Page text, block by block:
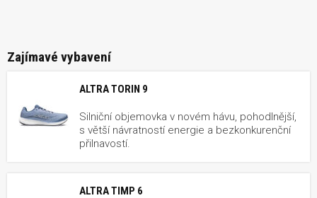
Zajímavé vybavení
ALTRA TORIN 9
Silniční objemovka v novém hávu, pohodlnější,
s větší návratností energie a bezkonkurenční
přilnavostí.
ALTRA TIMP 6